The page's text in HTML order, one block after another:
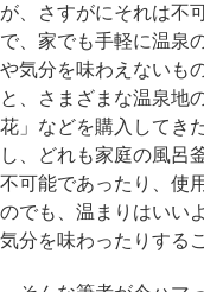
が、さすがにそれは不
で、家でも手軽に温泉
や気分を味わえないも
と、さまざまな温泉地
花」などを購入してき
し、どれも家庭の風呂
不可能であったり、使
のでも、温まりはいい
気分を味わったりする